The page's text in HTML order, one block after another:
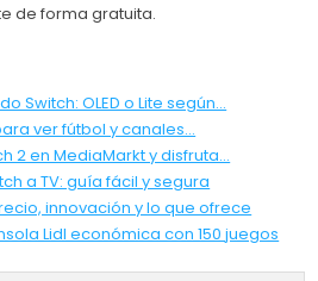
de forma gratuita.
Switch: OLED o Lite según…
ver fútbol y canales…
2 en MediaMarkt y disfruta…
a TV: guía fácil y segura
innovación y lo que ofrece
Lidl económica con 150 juegos